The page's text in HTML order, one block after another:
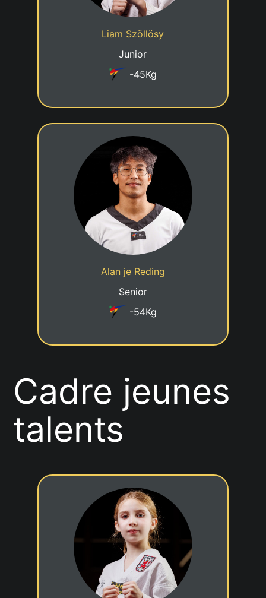
Liam Szöllösy
Junior
-45Kg
Cadre nationale - A1
Alan je Reding
Senior
-54Kg
1er DAN
Date de naissance
12/12/2002
Cadre nationale - A2
Cadre jeunes
talents
4eme KUP
Date de naissance
12/06/2014
Cadre jeune talent